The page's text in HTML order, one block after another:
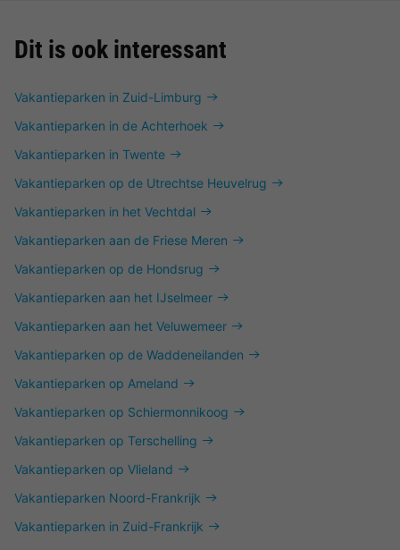
Dit is ook interessant
Vakantieparken in Zuid-Limburg
Vakantieparken in de Achterhoek
Vakantieparken in Twente
Vakantieparken op de Utrechtse Heuvelrug
Vakantieparken in het Vechtdal
Vakantieparken aan de Friese Meren
Vakantieparken op de Hondsrug
Vakantieparken aan het IJselmeer
Vakantieparken aan het Veluwemeer
Vakantieparken op de Waddeneilanden
Vakantieparken op Ameland
Vakantieparken op Schiermonnikoog
Vakantieparken op Terschelling
Vakantieparken op Vlieland
Vakantieparken Noord-Frankrijk
Vakantieparken in Zuid-Frankrijk